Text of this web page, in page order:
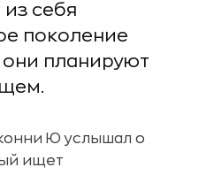
себя
поколение
планируют
Ю услышал о
ищет